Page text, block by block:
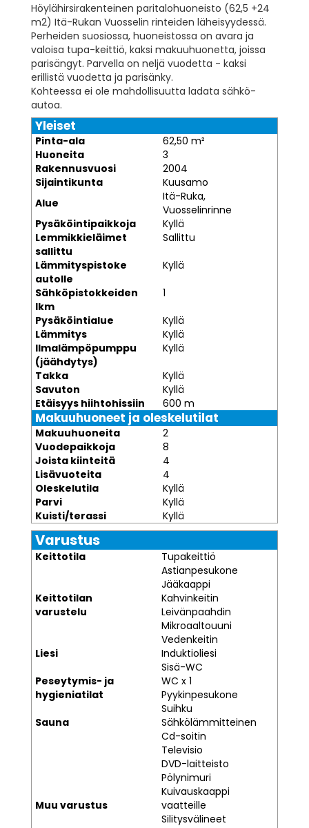
Höylähirsirakenteinen paritalohuoneisto (62,5 +24
m2) Itä-Rukan Vuosselin rinteiden läheisyydessä.
Perheiden suosiossa, huoneistossa on avara ja
valoisa tupa-keittiö, kaksi makuuhuonetta, joissa
parisängyt. Parvella on neljä vuodetta - kaksi
erillistä vuodetta ja parisänky.
Kohteessa ei ole mahdollisuutta ladata sähkö-
autoa.
Yleiset
Pinta-ala
62,50 m²
Huoneita
3
Rakennusvuosi
2004
Sijaintikunta
Kuusamo
Alue
Itä-Ruka,
Vuosselinrinne
Pysäköintipaikkoja
Kyllä
Lemmikkieläimet
sallittu
Sallittu
Lämmityspistoke
autolle
Kyllä
Sähköpistokkeiden
lkm
1
Pysäköintialue
Kyllä
Lämmitys
Kyllä
Ilmalämpöpumppu
(jäähdytys)
Kyllä
Takka
Kyllä
Savuton
Kyllä
Etäisyys hiihtohissiin
600 m
Makuuhuoneet ja oleskelutilat
Makuuhuoneita
2
Vuodepaikkoja
8
Joista kiinteitä
4
Lisävuoteita
4
Oleskelutila
Kyllä
Parvi
Kyllä
Kuisti/terassi
Kyllä
Varustus
Keittotila Tupakeittiö
Keittotilan
varustelu
Astianpesukone
Jääkaappi
Kahvinkeitin
Leivänpaahdin
Mikroaaltouuni
Vedenkeitin
Liesi
Induktioliesi
Peseytymis- ja
hygieniatilat
Sisä-WC
WC x 1
Pyykinpesukone
Suihku
Sauna
Sähkölämmitteinen
Muu varustus
Cd-soitin
Televisio
DVD-laitteisto
Pölynimuri
Kuivauskaappi
vaatteille
Silitysvälineet